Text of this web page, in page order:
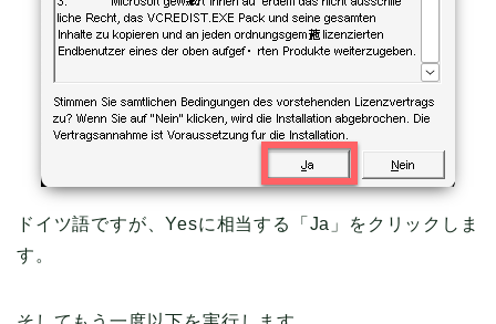
ドイツ語ですが、Yesに相当する「Ja」をクリックしま
す。